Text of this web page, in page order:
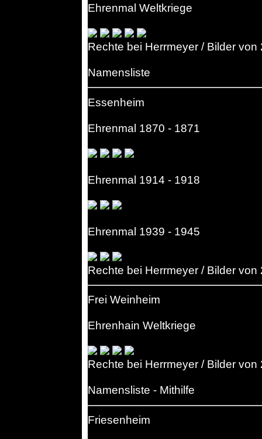
Ehrenmal Weltkriege
Rechte bei Herrmeyer / Bilder von
Namensliste
Essenheim
Ehrenmal 1870 - 1871
Ehrenmal 1914 - 1918
Ehrenmal 1939 - 1945
Rechte bei Herrmeyer / Bilder von
Frei Weinheim
Ehrenhain Weltkriege
Rechte bei Herrmeyer / Bilder von
Namensliste - Mithilfe
Friesenheim